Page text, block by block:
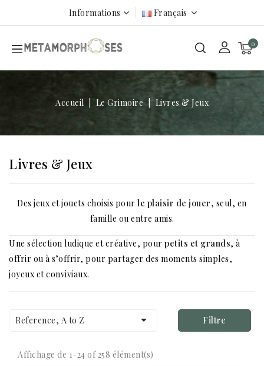
Informations Français
0
Accueil Le Grimoire Livres & Jeux
Livres & Jeux
Des jeux et jouets choisis pourle plaisir de jouer, seul, en
famille ou entre amis.
Une sélection ludique et créative, pour petits et grands, à
offrir ou à s’offrir, pour partager des moments simples,
joyeux et conviviaux.
Reference, A to Z  Filtre
Affichage de 1-24 of 258 élément(s)